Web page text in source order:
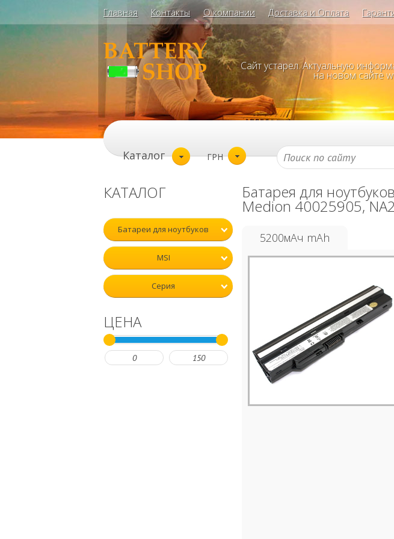
Главная Контакты О компании Доставка и Оплата
Сайт устарел. Актуальную
на новом сайте
Каталог ГРН
КАТАЛОГ
Батареи для ноутбуков
MSI
Серия
ЦЕНА
Батарея для
Medion 40025905,
5200мАч mAh